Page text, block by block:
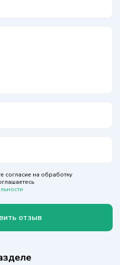
согласие на обработку
отзыв